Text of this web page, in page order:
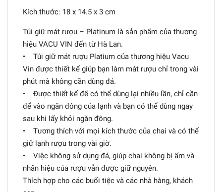
Kích thước: 18 x 14.5 x 3 cm
Túi giữ mát rượu – Platinum là sản phẩm của thương
hiệu VACU VIN đến từ Hà Lan.
• Túi giữ mát rượu Platium của thương hiệu Vacu
Vin được thiết kế giúp bạn làm mát rượu chỉ trong vài
phút mà không cần dùng đá.
• Được thiết kế để có thể dùng lại nhiều lần, chỉ cần
để vào ngăn đông của lạnh và bạn có thể dùng ngay
sau khi lấy khỏi ngăn đông.
• Tương thích với mọi kích thước của chai và có thể
giữ lạnh rượu trong vài giờ.
• Việc không sử dụng đá, giúp chai không bị ẩm và
nhãn hiệu của rượu vẫn được giữ nguyên.
Thích hợp cho các buổi tiệc và các nhà hàng, khách